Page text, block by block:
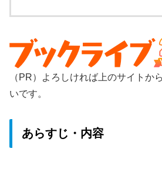
（PR）よろしければ上のサイトか
いです。
あらすじ・内容